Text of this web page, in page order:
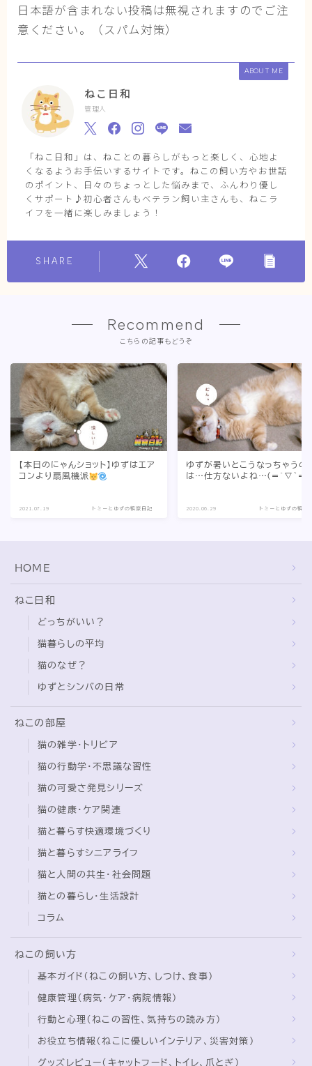
日本語が含まれない投稿は無視されますのでご注
意ください。（スパム対策）
ABOUT ME
ねこ日和
管理人
「ねこ日和」は、ねことの暮らしがもっと楽しく、心地よ
くなるようお手伝いするサイトです。ねこの飼い方やお世話
のポイント、日々のちょっとした悩みまで、ふんわり優し
くサポート♪初心者さんもベテラン飼い主さんも、ねこラ
イフを一緒に楽しみましょう！
SHARE
Recommend
こちらの記事もどうぞ
【本日のにゃんショット】ゆずはエア
コンより扇風機派
2021.07.19 トミーとゆずの観察日記
ゆずが暑いとこうなっちゃうの
は…仕方ないよね…(=´∇｀=)
2020.06.29 トミーとゆずの観察
HOME
ねこ日和
どっちがいい？
猫暮らしの平均
猫のなぜ？
ゆずとシンバの日常
ねこの部屋
猫の雑学・トリビア
猫の行動学・不思議な習性
猫の可愛さ発見シリーズ
猫の健康・ケア関連
猫と暮らす快適環境づくり
猫と暮らすシニアライフ
猫と人間の共生・社会問題
猫との暮らし・生活設計
コラム
ねこの飼い方
基本ガイド（ねこの飼い方、しつけ、食事）
健康管理（病気・ケア・病院情報）
行動と心理（ねこの習性、気持ちの読み方）
お役立ち情報（ねこに優しいインテリア、災害対策）
グッズレビュー（キャットフード、トイレ、爪とぎ）